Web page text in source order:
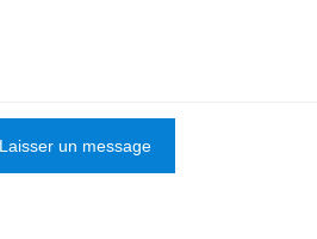
Laisser un message